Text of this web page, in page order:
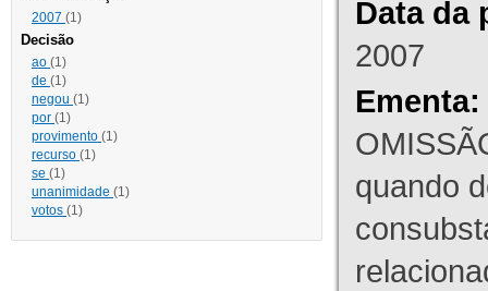
2007 (1)
Decisão
ao (1)
de (1)
negou (1)
por (1)
provimento (1)
recurso (1)
se (1)
unanimidade (1)
votos (1)
Data da
2007
Ementa:
quando